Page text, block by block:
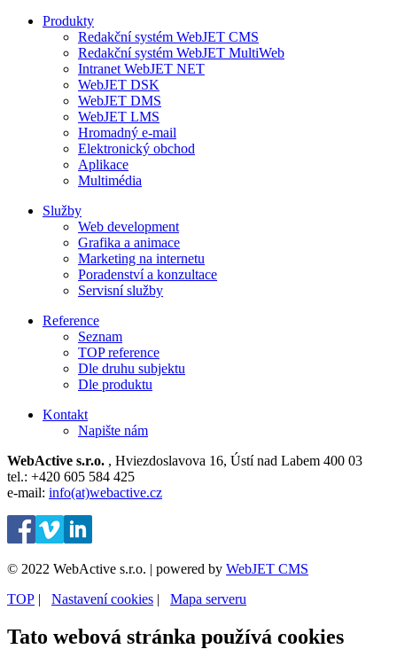
Produkty
Redakční systém WebJET CMS
Redakční systém WebJET MultiWeb
Intranet WebJET NET
WebJET DSK
WebJET DMS
WebJET LMS
Hromadný e-mail
Elektronický obchod
Aplikace
Multimédia
Služby
Web development
Grafika a animace
Marketing na internetu
Poradenství a konzultace
Servisní služby
Reference
Seznam
TOP reference
Dle druhu subjektu
Dle produktu
Kontakt
Napište nám
WebActive s.r.o. , Hviezdoslavova 16, Ústí nad Labem 400 03
tel.: +420 605 584 425
e-mail: info(at)webactive.cz
© 2022 WebActive s.r.o. | powered by WebJET CMS
TOP | ⁠ Nastavení cookies | ⁠ Mapa serveru
Tato webová stránka používá cookies